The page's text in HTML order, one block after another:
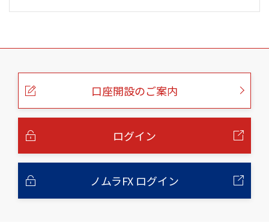
こ
口座開設のご案内
ログイン
ノムラFX ログイン